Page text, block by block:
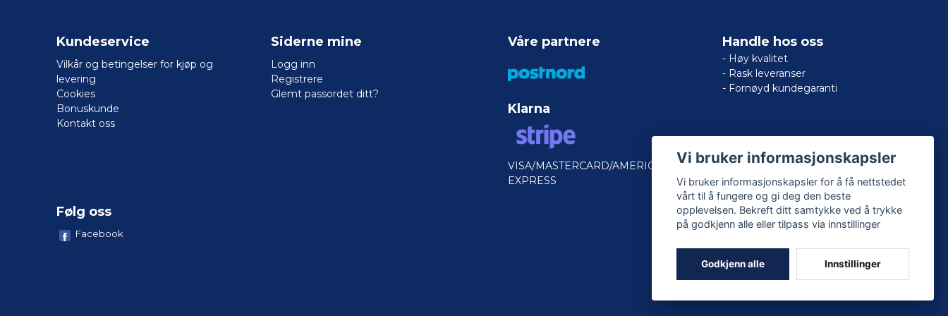
Kundeservice
Vilkår og betingelser for kjøp og
levering
Cookies
Bonuskunde
Kontakt oss
Siderne mine
Logg inn
Registrere
Glemt passordet ditt?
Våre partnere
Klarna
VISA/MASTERCARD/AMERICAN
EXPRESS
Handle hos oss
- Høy kvalitet
- Rask leveranser
- Fornøyd kundegaranti
Følg oss
Facebook
Vi bruker informasjonskapsler
Vi bruker informasjonskapsler for å få nettstedet
vårt til å fungere og gi deg den beste
opplevelsen. Bekreft ditt samtykke ved å trykke
på godkjenn alle eller tilpass via innstillinger
Godkjenn alle Innstillinger